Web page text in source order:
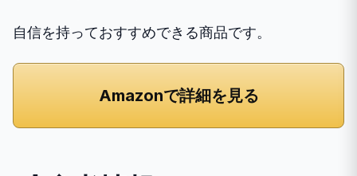
自信を持っておすすめできる商品です。
Amazonで詳細を見る